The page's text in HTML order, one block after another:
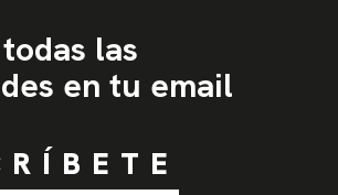
las
en tu email